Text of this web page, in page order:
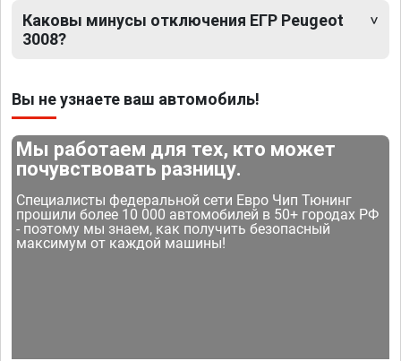
Каковы минусы отключения ЕГР Peugeot
3008?
Вы не узнаете ваш автомобиль!
Мы работаем для тех, кто может
почувствовать разницу.
Специалисты федеральной сети Евро Чип Тюнинг
прошили более 10 000 автомобилей в 50+ городах РФ
- поэтому мы знаем, как получить безопасный
максимум от каждой машины!